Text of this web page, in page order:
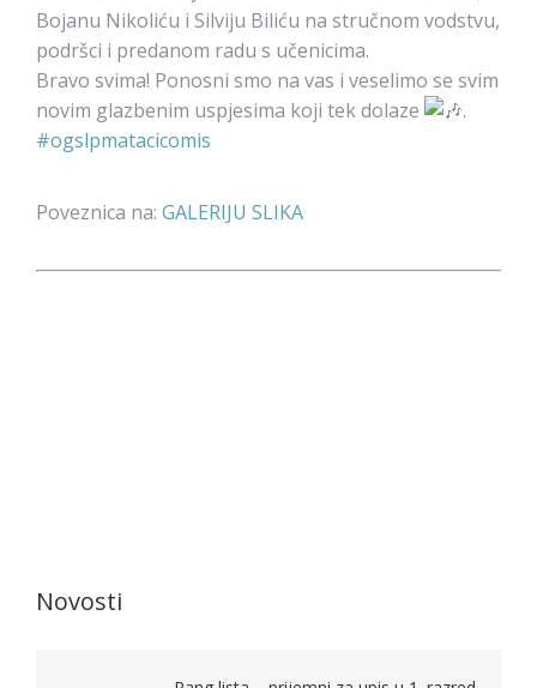
Bojanu Nikoliću i Silviju Biliću na stručnom vodstvu,
podršci i predanom radu s učenicima.
Bravo svima! Ponosni smo na vas i veselimo se svim
novim glazbenim uspjesima koji tek dolaze
.
#ogslpmatacicomis
Poveznica na: GALERIJU SLIKA
Novosti